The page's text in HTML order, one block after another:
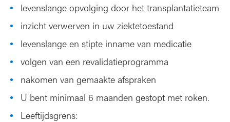
levenslange opvolging door het transplantatieteam
inzicht verwerven in uw ziektetoestand
levenslange en stipte inname van medicatie
volgen van een revalidatieprogramma
nakomen van gemaakte afspraken
U bent minimaal 6 maanden gestopt met roken.
Leeftijdsgrens: